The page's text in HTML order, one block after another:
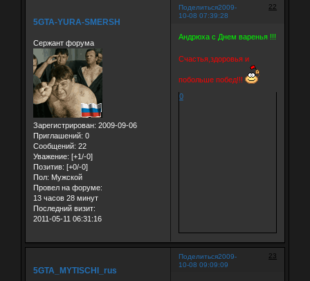
Поделиться 22
2009-
10-08 07:39:28
5GTA-YURA-SMERSH
Сержант форума
Зарегистрирован: 2009-09-06
Приглашений: 0
Сообщений: 22
Уважение: [+1/-0]
Позитив: [+0/-0]
Пол: Мужской
Провел на форуме:
13 часов 28 минут
Последний визит:
2011-05-11 06:31:16
Андрюха с Днем варенья !!!
Счастья,здоровья и
побольше побед!!!
0
Поделиться 23
2009-
10-08 09:09:09
5GTA_MYTISCHI_rus